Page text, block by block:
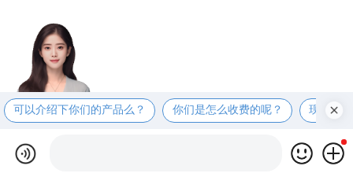
可以介绍下你们的产品么？ 你们是怎么收费的呢？ 现在有